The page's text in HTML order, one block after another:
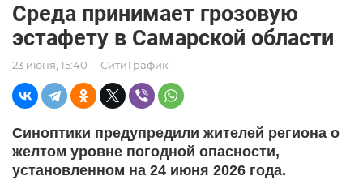
Среда принимает грозовую
эстафету в Самарской области
23 июня, 15:40 СитиТрафик
Синоптики предупредили жителей региона о
желтом уровне погодной опасности,
установленном на 24 июня 2026 года.